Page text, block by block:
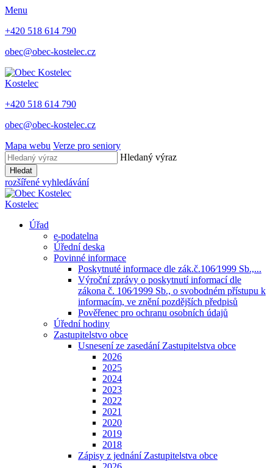
Menu
+420 518 614 790
obec@obec-kostelec.cz
Kostelec
+420 518 614 790
obec@obec-kostelec.cz
Mapa webu Verze pro seniory
Hledaný výraz
Hledat
rozšířené vyhledávání
Kostelec
Úřad
e-podatelna
Úřední deska
Povinné informace
Poskytnuté informace dle zák.č.106⁄1999 Sb.,...
Výroční zprávy o poskytnutí informací dle
zákona č. 106⁄1999 Sb., o svobodném přístupu k
informacím, ve znění pozdějších předpisů
Pověřenec pro ochranu osobních údajů
Úřední hodiny
Zastupitelstvo obce
Usnesení ze zasedání Zastupitelstva obce
2026
2025
2024
2023
2022
2021
2020
2019
2018
Zápisy z jednání Zastupitelstva obce